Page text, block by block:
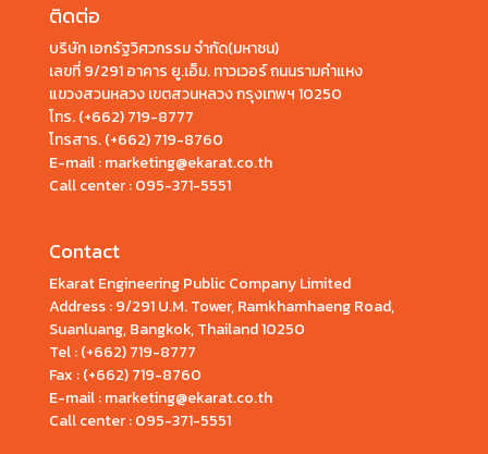
ติดต่อ
บริษัท เอกรัฐวิศวกรรม จำกัด(มหาชน)
เลขที่ 9/291 อาคาร ยู.เอ็ม. ทาวเวอร์ ถนนรามคำแหง
แขวงสวนหลวง เขตสวนหลวง กรุงเทพฯ 10250
โทร.(+662) 719-8777
โทรสาร. (+662) 719-8760
E-mail : marketing@ekarat.co.th
Call center :095-371-5551
Contact
Ekarat Engineering Public Company Limited
Address : 9/291 U.M. Tower, Ramkhamhaeng Road,
Suanluang, Bangkok, Thailand 10250
Tel : (+662) 719-8777
Fax : (+662) 719-8760
E-mail : marketing@ekarat.co.th
Call center : 095-371-5551